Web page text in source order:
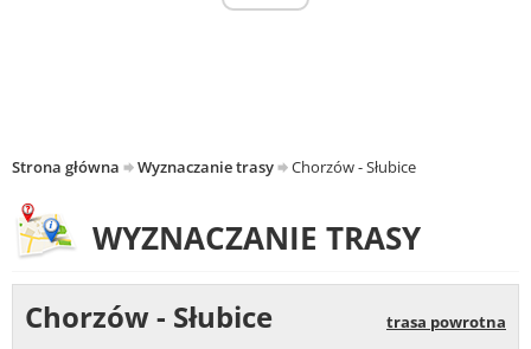
Strona główna Wyznaczanie trasy Chorzów - Słubice
WYZNACZANIE TRASY
Chorzów - Słubice trasa powrotna